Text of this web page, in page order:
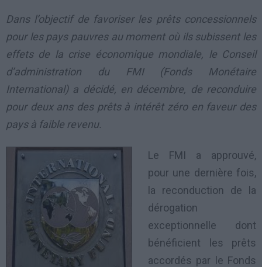
Dans l’objectif de favoriser les prêts concessionnels
pour les pays pauvres au moment où ils subissent les
effets de la crise économique mondiale, le Conseil
d’administration du FMI (Fonds Monétaire
International) a décidé, en décembre, de reconduire
pour deux ans des prêts à intérêt zéro en faveur des
pays à faible revenu.
Le FMI a approuvé,
pour une dernière fois,
la reconduction de la
dérogation
exceptionnelle dont
bénéficient les prêts
accordés par le Fonds